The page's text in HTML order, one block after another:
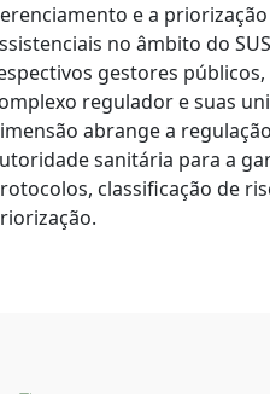
e a
no âmbito do
gestores
regulador e suas
abrange a
sanitária para a
classificação de